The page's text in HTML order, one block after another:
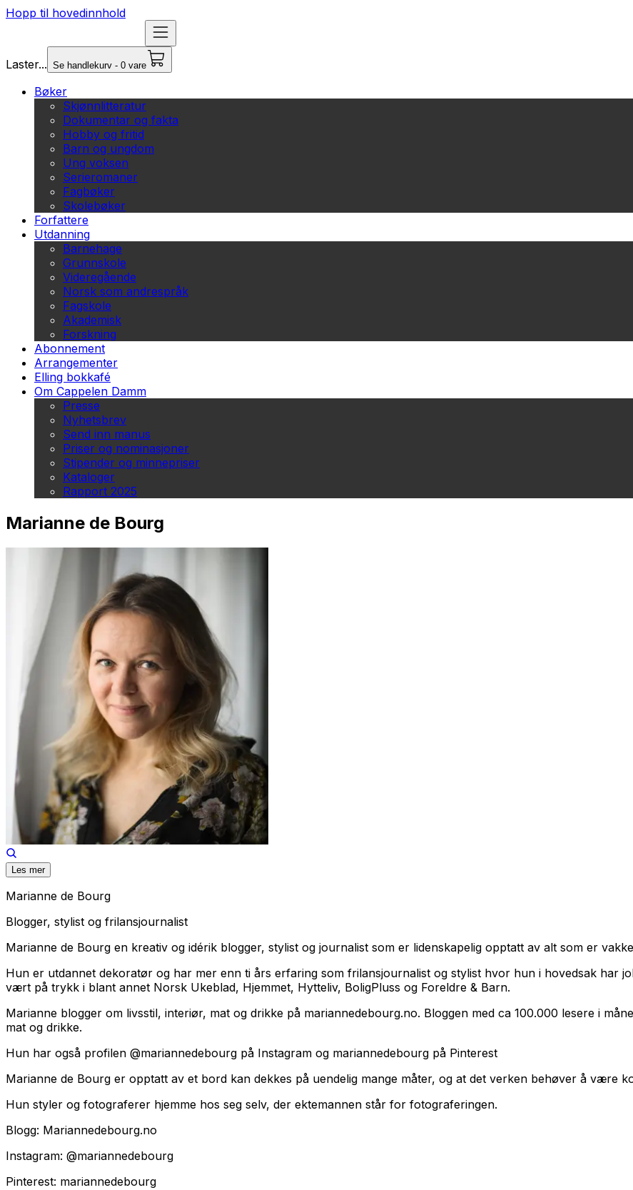
Hopp til hovedinnhold
Laster... Se handlekurv - 0 vare
Bøker
Skjønnlitteratur
Dokumentar og fakta
Hobby og fritid
Barn og ungdom
Ung voksen
Serieromaner
Fagbøker
Skolebøker
Forfattere
Utdanning
Barnehage
Grunnskole
Videregående
Norsk som andrespråk
Fagskole
Akademisk
Forskning
Abonnement
Arrangementer
Elling bokkafé
Om Cappelen Damm
Presse
Nyhetsbrev
Send inn manus
Priser og nominasjoner
Stipender og minnepriser
Kataloger
Rapport 2025
Marianne de Bourg
Les mer
Marianne de Bourg
Blogger, stylist og frilansjournalist
Marianne de Bourg en kreativ og idérik blogger, stylist og journalist som er lidenskapelig opptatt av alt som er
Hun er utdannet dekoratør og har mer enn ti års erfaring som frilansjournalist og stylist hvor hun i hovedsak har
vært på trykk i blant annet Norsk Ukeblad, Hjemmet, Hytteliv, BoligPluss og Foreldre & Barn.
Marianne blogger om livsstil, interiør, mat og drikke på mariannedebourg.no. Bloggen med ca 100.000 lesere i
mat og drikke.
Hun har også profilen @mariannedebourg på Instagram og mariannedebourg på Pinterest
Marianne de Bourg er opptatt av et bord kan dekkes på uendelig mange måter, og at det verken behøver å være
Hun styler og fotograferer hjemme hos seg selv, der ektemannen står for fotograferingen.
Blogg: Mariannedebourg.no
Instagram: @mariannedebourg
Pinterest: mariannedebourg